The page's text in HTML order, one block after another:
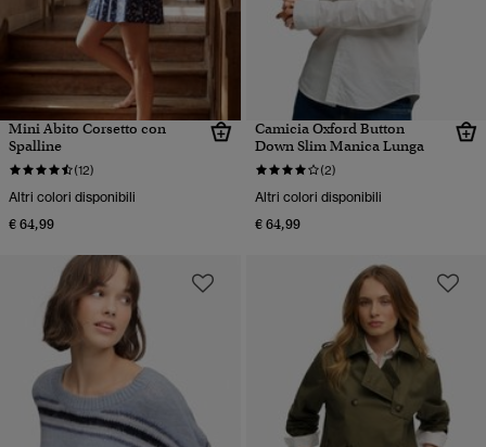
Mini Abito Corsetto con
Spalline
(12)
Altri colori disponibili
€ 64,99
Camicia Oxford Button
Down Slim Manica Lunga
(2)
Altri colori disponibili
€ 64,99